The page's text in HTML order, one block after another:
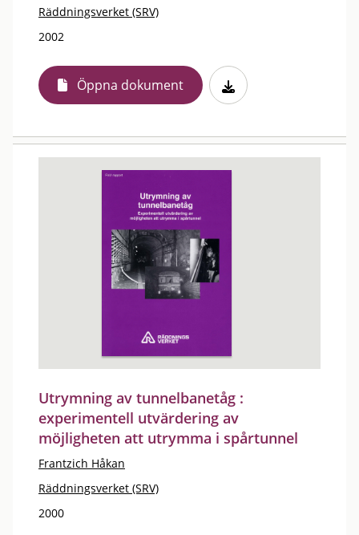
Räddningsverket (SRV)
2002
Öppna dokument
Utrymning av tunnelbanetåg :
experimentell utvärdering av
möjligheten att utrymma i spårtunnel
Frantzich Håkan
Räddningsverket (SRV)
2000